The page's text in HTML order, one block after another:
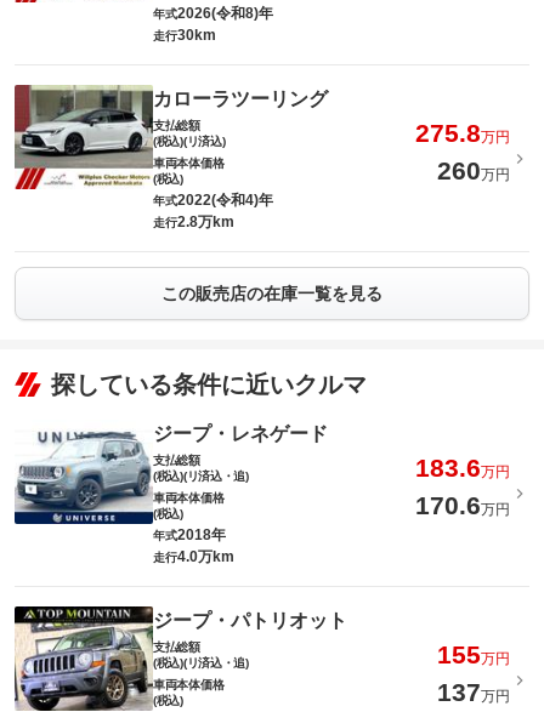
年式2026(令和8)年
走行30km
カローラツーリング
支払総額
(税込)(リ済込)
275.8万円
車両本体価格
(税込)
260万円
年式2022(令和4)年
走行2.8万km
この販売店の在庫一覧を見る
探している条件に近いクルマ
ジープ・レネゲード
支払総額
(税込)(リ済込・追)
183.6万円
車両本体価格
(税込)
170.6万円
年式2018年
走行4.0万km
ジープ・パトリオット
支払総額
(税込)(リ済込・追)
155万円
車両本体価格
(税込)
137万円